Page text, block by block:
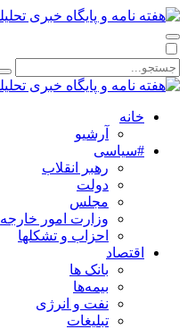
خانه
آرشیو
#سیاسی
رهبر انقلاب
دولت
مجلس
وزارت امور خارجه
احزاب و تشکلها
اقتصاد
بانک ها
بیمه‌ها
نفت و انرژی
تبلیغات